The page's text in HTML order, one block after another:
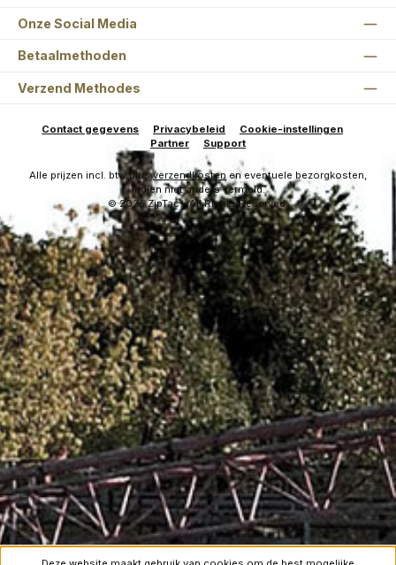
Onze Social Media
Betaalmethoden
Verzend Methodes
Contact gegevens Privacybeleid
Cookie-instellingen
Partner
Support
Alle prijzen incl. btw plusverzendkostenen eventuele bezorgkosten,
indien niet anders vermeld.
© 2026 ZipTac - All Rights Reserved.